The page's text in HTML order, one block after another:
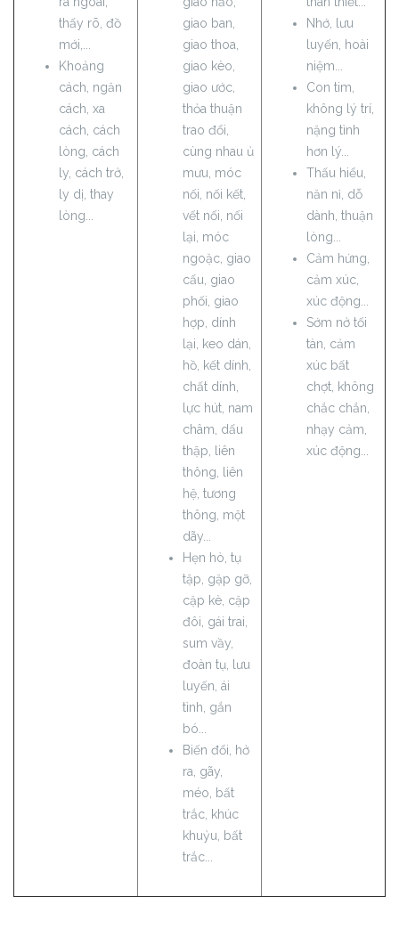
thấy rõ, đồ
mới,...
Khoảng
cách, ngăn
cách, xa
cách, cách
lòng, cách
ly, cách trở,
ly dị, thay
lòng...
giao ban,
giao thoa,
giao kèo,
giao ước,
thỏa thuận
trao đổi,
cùng nhau ủ
mưu, móc
nối, nối kết,
vết nối, nối
lại, móc
ngoặc, giao
cấu, giao
phối, giao
hợp, dính
lại, keo dán,
hồ, kết dính,
chất dính,
lực hút, nam
châm, dấu
thập, liên
thông, liên
hệ, tương
thông, một
dãy...
Hẹn hò, tụ
tập, gặp gỡ,
cặp kè, cặp
đôi, gái trai,
sum vầy,
đoàn tụ, lưu
luyến, ái
tình, gắn
bó...
Biến đổi, hở
ra, gãy,
méo, bất
trắc, khúc
khuỷu, bất
trắc...
Nhớ, lưu
luyến, hoài
niệm...
Con tim,
không lý trí,
nặng tình
hơn lý...
Thấu hiểu,
năn nỉ, dỗ
dành, thuận
lòng...
Cảm hứng,
cảm xúc,
xúc động...
Sớm nở tối
tàn, cảm
xúc bất
chợt, không
chắc chắn,
nhạy cảm,
xúc động...